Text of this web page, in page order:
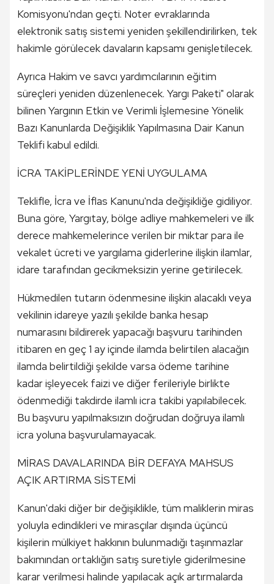
Komisyonu'ndan geçti. Noter evraklarında
elektronik satış sistemi yeniden şekillendirilirken, tek
hakimle görülecek davaların kapsamı genişletilecek.
Ayrıca Hakim ve savcı yardımcılarının eğitim
süreçleri yeniden düzenlenecek. Yargı Paketi" olarak
bilinen Yargının Etkin ve Verimli İşlemesine Yönelik
Bazı Kanunlarda Değişiklik Yapılmasına Dair Kanun
Teklifi kabul edildi.
İCRA TAKİPLERİNDE YENİ UYGULAMA
Teklifle, İcra ve İflas Kanunu'nda değişikliğe gidiliyor.
Buna göre, Yargıtay, bölge adliye mahkemeleri ve ilk
derece mahkemelerince verilen bir miktar para ile
vekalet ücreti ve yargılama giderlerine ilişkin ilamlar,
idare tarafından gecikmeksizin yerine getirilecek.
Hükmedilen tutarın ödenmesine ilişkin alacaklı veya
vekilinin idareye yazılı şekilde banka hesap
numarasını bildirerek yapacağı başvuru tarihinden
itibaren en geç 1 ay içinde ilamda belirtilen alacağın
ilamda belirtildiği şekilde varsa ödeme tarihine
kadar işleyecek faizi ve diğer ferileriyle birlikte
ödenmediği takdirde ilamlı icra takibi yapılabilecek.
Bu başvuru yapılmaksızın doğrudan doğruya ilamlı
icra yoluna başvurulamayacak.
MİRAS DAVALARINDA BİR DEFAYA MAHSUS
AÇIK ARTIRMA SİSTEMİ
Kanun'daki diğer bir değişiklikle, tüm maliklerin miras
yoluyla edindikleri ve mirasçılar dışında üçüncü
kişilerin mülkiyet hakkının bulunmadığı taşınmazlar
bakımından ortaklığın satış suretiyle giderilmesine
karar verilmesi halinde yapılacak açık artırmalarda